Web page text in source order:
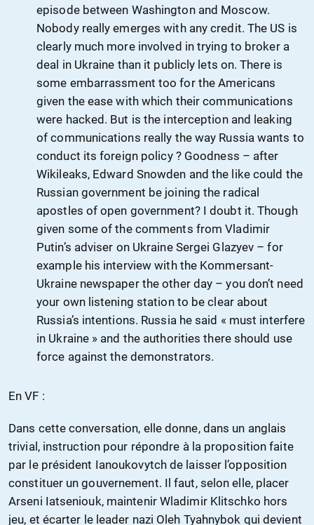
episode between Washington and Moscow.
Nobody really emerges with any credit. The US is
clearly much more involved in trying to broker a
deal in Ukraine than it publicly lets on. There is
some embarrassment too for the Americans
given the ease with which their communications
were hacked. But is the interception and leaking
of communications really the way Russia wants to
conduct its foreign policy ? Goodness – after
Wikileaks, Edward Snowden and the like could the
Russian government be joining the radical
apostles of open government? I doubt it. Though
given some of the comments from Vladimir
Putin’s adviser on Ukraine Sergei Glazyev – for
example his interview with the Kommersant-
Ukraine newspaper the other day – you don’t need
your own listening station to be clear about
Russia’s intentions. Russia he said « must interfere
in Ukraine » and the authorities there should use
force against the demonstrators.
En VF :
Dans cette conversation, elle donne, dans un anglais
trivial, instruction pour répondre à la proposition faite
par le président Ianoukovytch de laisser l’opposition
constituer un gouvernement. Il faut, selon elle, placer
Arseni Iatseniouk, maintenir Wladimir Klitschko hors
jeu, et écarter le leader nazi Oleh Tyahnybok qui devient